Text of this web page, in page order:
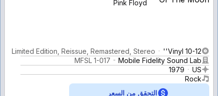
Pink Floyd
Vinyl 10-12''
Limited Edition, Reissue, Remastered, Stereo
Mobile Fidelity Sound Lab
MFSL 1-017
US
1979
Rock
التحقق من السعر